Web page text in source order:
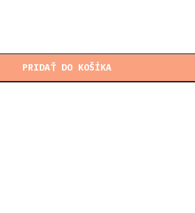
PRIDAŤ DO KOŠÍKA